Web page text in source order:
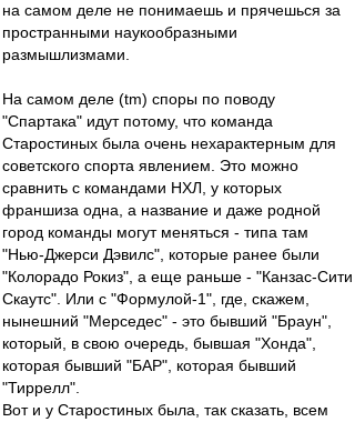
на самом деле не понимаешь и прячешься за
пространными наукообразными
размышлизмами.
На самом деле (tm) споры по поводу
"Спартака" идут потому, что команда
Старостиных была очень нехарактерным для
советского спорта явлением. Это можно
сравнить с командами НХЛ, у которых
франшиза одна, а название и даже родной
город команды могут меняться - типа там
"Нью-Джерси Дэвилс", которые ранее были
"Колорадо Рокиз", а еще раньше - "Канзас-Сити
Скаутс". Или с "Формулой-1", где, скажем,
нынешний "Мерседес" - это бывший "Браун",
который, в свою очередь, бывшая "Хонда",
которая бывший "БАР", которая бывший
"Тиррелл".
Вот и у Старостиных была, так сказать, всем